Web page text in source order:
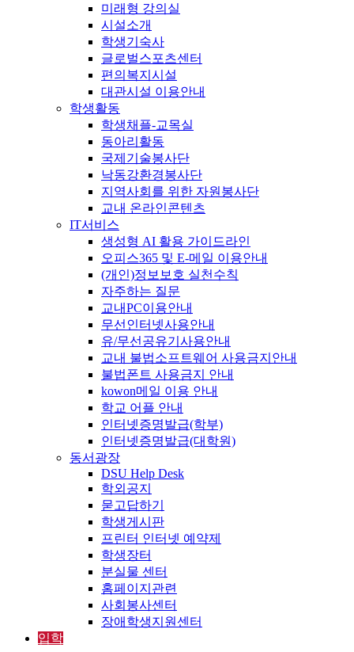
미래형 강의실
시설소개
학생기숙사
글로벌스포츠센터
편의복지시설
대관시설 이용안내
학생활동
학생채플-교목실
동아리활동
국제기술봉사단
낙동강환경봉사단
지역사회를 위한 자원봉사단
교내 온라인콘텐츠
IT서비스
생성형 AI 활용 가이드라인
오피스365 및 E-메일 이용안내
(개인)정보보호 실천수칙
자주하는 질문
교내PC이용안내
무선인터넷사용안내
유/무선공유기사용안내
교내 불법소프트웨어 사용금지안내
불법폰트 사용금지 안내
kowon메일 이용 안내
학교 어플 안내
인터넷증명발급(학부)
인터넷증명발급(대학원)
동서광장
DSU Help Desk
학외공지
묻고답하기
학생게시판
프린터 인터넷 예약제
학생장터
분실물 센터
홈페이지관련
사회봉사센터
장애학생지원센터
입학